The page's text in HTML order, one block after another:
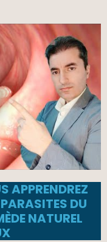
APPRENDREZ
DU
NATUREL